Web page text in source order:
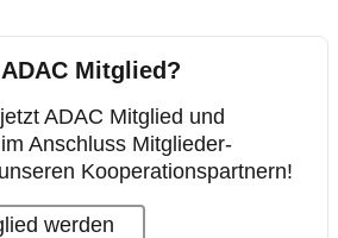
Mitglied?
ADAC Mitglied und
Anschluss Mitglieder-
Kooperationspartnern!
werden